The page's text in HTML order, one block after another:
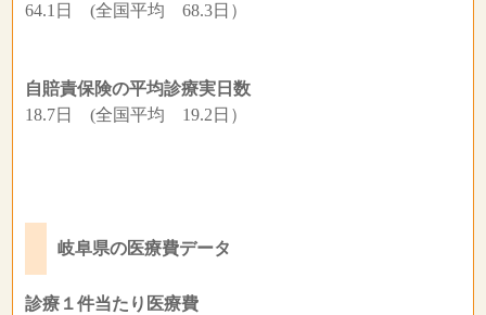
64.1日 (全国平均 68.3日）
自賠責保険の平均診療実日数
18.7日 (全国平均 19.2日）
岐阜県の医療費データ
診療１件当たり医療費